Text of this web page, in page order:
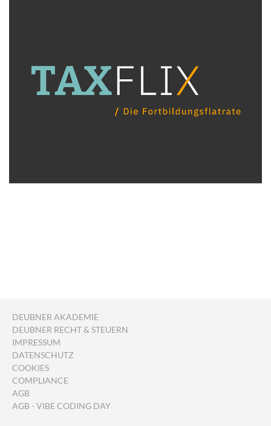
DEUBNER AKADEMIE
DEUBNER RECHT & STEUERN
IMPRESSUM
DATENSCHUTZ
COOKIES
COMPLIANCE
AGB
AGB - VIBE CODING DAY